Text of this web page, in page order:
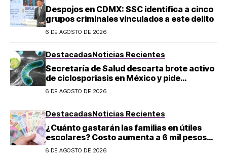
Despojos en CDMX: SSC identifica a cinco
grupos criminales vinculados a este delito
6 DE AGOSTO DE 2026
DestacadasNoticias Recientes
Secretaría de Salud descarta brote activo
de ciclosporiasis en México y pide
mantener la calma
6 DE AGOSTO DE 2026
DestacadasNoticias Recientes
¿Cuánto gastarán las familias en útiles
escolares? Costo aumenta a 6 mil pesos
por alumno de educación básica en
6 DE AGOSTO DE 2026